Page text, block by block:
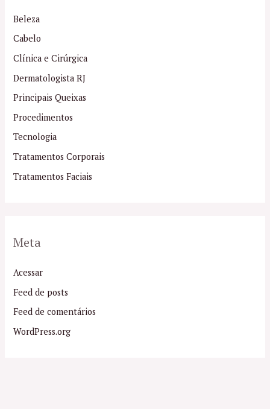
Beleza
Cabelo
Clínica e Cirúrgica
Dermatologista RJ
Principais Queixas
Procedimentos
Tecnologia
Tratamentos Corporais
Tratamentos Faciais
Meta
Acessar
Feed de posts
Feed de comentários
WordPress.org